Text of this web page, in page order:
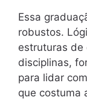
Essa
robustos.
estruturas de
disciplinas,
para lidar
que costuma